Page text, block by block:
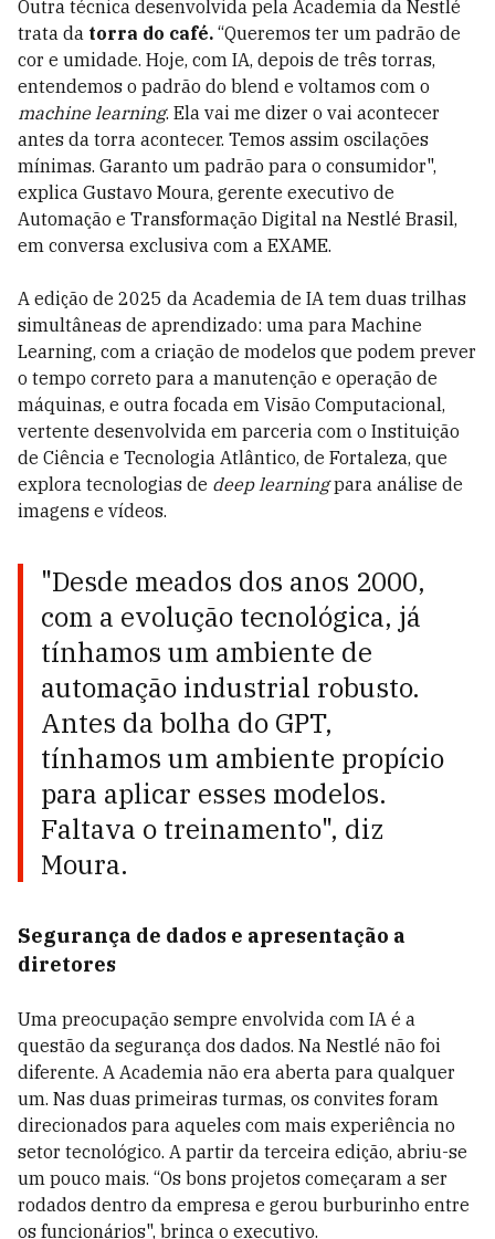
Outra técnica desenvolvida pela Academia da Nestlé
trata da torra do café. “Queremos ter um padrão de
cor e umidade. Hoje, com IA, depois de três torras,
entendemos o padrão do blend e voltamos com o
machine learning. Ela vai me dizer o vai acontecer
antes da torra acontecer. Temos assim oscilações
mínimas. Garanto um padrão para o consumidor",
explica Gustavo Moura, gerente executivo de
Automação e Transformação Digital na Nestlé Brasil,
em conversa exclusiva com a EXAME.
A edição de 2025 da Academia de IA tem duas trilhas
simultâneas de aprendizado: uma para Machine
Learning, com a criação de modelos que podem prever
o tempo correto para a manutenção e operação de
máquinas, e outra focada em Visão Computacional,
vertente desenvolvida em parceria com o Instituição
de Ciência e Tecnologia Atlântico, de Fortaleza, que
explora tecnologias de deep learningpara análise de
imagens e vídeos.
"Desde meados dos anos 2000,
com a evolução tecnológica, já
tínhamos um ambiente de
automação industrial robusto.
Antes da bolha do GPT,
tínhamos um ambiente propício
para aplicar esses modelos.
Faltava o treinamento", diz
Moura.
Segurança de dados e apresentação a
diretores
Uma preocupação sempre envolvida com IA é a
questão da segurança dos dados. Na Nestlé não foi
diferente. A Academia não era aberta para qualquer
um. Nas duas primeiras turmas, os convites foram
direcionados para aqueles com mais experiência no
setor tecnológico. A partir da terceira edição, abriu-se
um pouco mais. “Os bons projetos começaram a ser
rodados dentro da empresa e gerou burburinho entre
os funcionários", brinca o executivo.